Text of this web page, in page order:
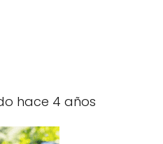
hace 4 años